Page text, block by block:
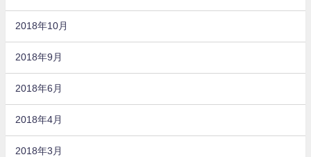
2018年10月
2018年9月
2018年6月
2018年4月
2018年3月